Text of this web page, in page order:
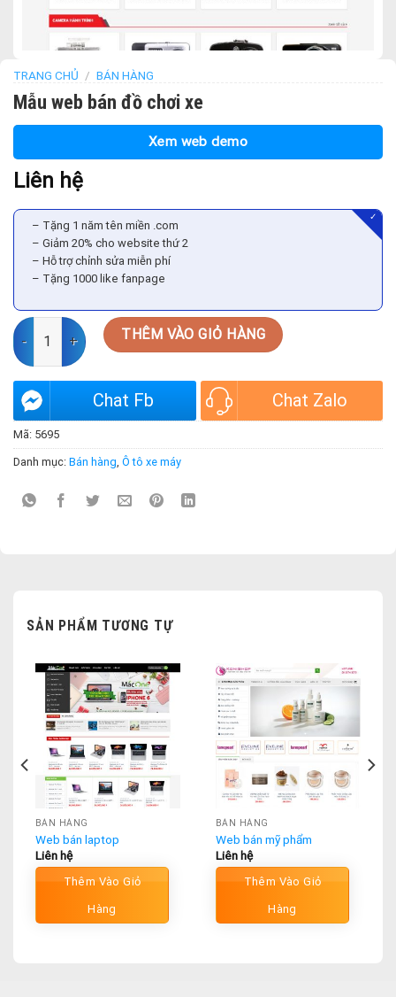
TRANG CHỦ / BÁN HÀNG
Mẫu web bán đồ chơi xe
Xem web demo
Liên hệ
– Tặng 1 năm tên miền .com
– Giảm 20% cho website thứ 2
– Hỗ trợ chỉnh sửa miễn phí
– Tặng 1000 like fanpage
✓
Mẫu web bán đồ chơi xe số lượng
THÊM VÀO GIỎ HÀNG
Chat Fb Chat Zalo
Mã: 5695
Danh mục: Bán hàng Ô tô xe máy
SẢN PHẨM TƯƠNG TỰ
BÁN HÀNG
Web bán laptop
Liên hệ
Thêm Vào Giỏ
Hàng
BÁN HÀNG
Web bán mỹ phẩm
Liên hệ
Thêm Vào Giỏ
Hàng